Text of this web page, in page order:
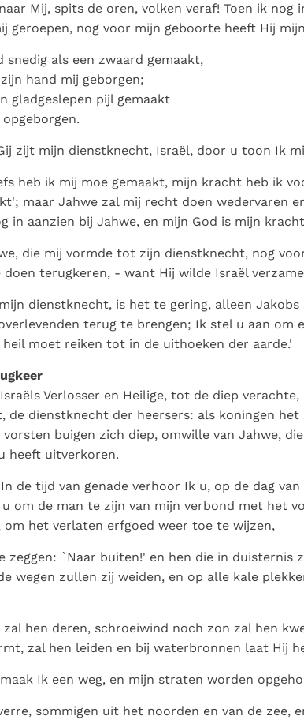
te
stilletjes door
niet door
mystiek. De
en de
als een taak"
Paus in Pavia: St.
Augustinus toont ons de
innerlijk" toe te keren.
Mij, spits de oren, volken veraf! Toen ik nog
geroepen, nog voor mijn geboorte heeft Hij
snedig als een zwaard gemaakt,
hand mij geborgen;
gladgeslepen pijl gemaakt
zijt mijn dienstknecht, Israël, door u toon Ik
heb ik mij moe gemaakt, mijn kracht heb ik
maar Jahwe zal mij recht doen wedervaren
in aanzien bij Jahwe, en mijn God is mijn
die mij vormde tot zijn dienstknecht, nog
doen terugkeren, - want Hij wilde Israël
dienstknecht, is het te gering, alleen
terug te brengen; Ik stel u aan om
moet reiken tot in de uithoeken der aarde.'
Verlosser en Heilige, tot de diep
de dienstknecht der heersers: als koningen het
buigen zich diep, omwille van Jahwe,
heeft uitverkoren.
de tijd van genade verhoor Ik u, op de dag
om de man te zijn van mijn verbond met het
het verlaten erfgoed weer toe te wijzen,
zeggen: `Naar buiten!' en hen die in duisternis
wegen zullen zij weiden, en op alle kale
hen deren, schroeiwind noch zon zal hen
zal hen leiden en bij waterbronnen laat Hij
Ik een weg, en mijn straten worden
sommigen uit het noorden en van de zee,